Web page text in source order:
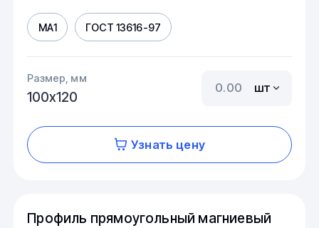
МА1 ГОСТ 13616-97
Размер, мм
100х120
шт
Узнать цену
Профиль прямоугольный магниевый